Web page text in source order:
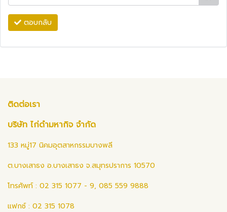
ตอบกลับ
ติดต่อเรา
บริษัท ไก่ดำมหากิจ จำกัด
133 หมู่17 นิคมอุตสาหกรรมบางพลี
ต.บางเสาธง อ.บางเสาธง จ.สมุทรปราการ 10570
โทรศัพท์ : 02 315 1077 - 9, 085 559 9888
แฟกซ์ : 02 315 1078